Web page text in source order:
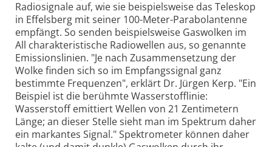
Radiosignale auf, wie sie beispielsweise das Teleskop
in Effelsberg mit seiner 100-Meter-Parabolantenne
empfängt. So senden beispielsweise Gaswolken im
All charakteristische Radiowellen aus, so genannte
Emissionslinien. "Je nach Zusammensetzung der
Wolke finden sich so im Empfangssignal ganz
bestimmte Frequenzen", erklärt Dr. Jürgen Kerp. "Ein
Beispiel ist die berühmte Wasserstofflinie:
Wasserstoff emittiert Wellen von 21 Zentimetern
Länge; an dieser Stelle sieht man im Spektrum daher
ein markantes Signal." Spektrometer können daher